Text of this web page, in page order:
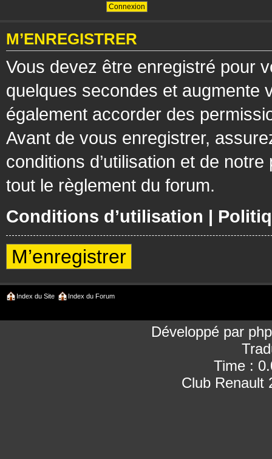
M’ENREGISTRER
Vous devez être enregistré pour
quelques secondes et augmente
également accorder des
Avant de vous enregistrer,
conditions d’utilisation et de
tout le règlement du forum.
Conditions d’utilisation |
M’enregistrer
Index du Site Index du Forum
Développé par
Time :
Club Renault